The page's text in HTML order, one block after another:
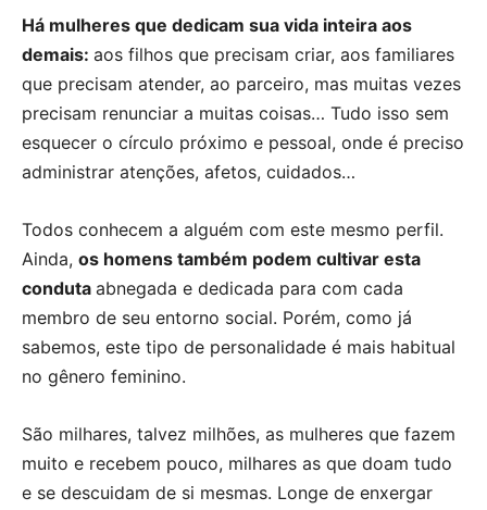
Há mulheres que dedicam sua vida inteira aos
demais: aos filhos que precisam criar, aos familiares
que precisam atender, ao parceiro, mas muitas vezes
precisam renunciar a muitas coisas… Tudo isso sem
esquecer o círculo próximo e pessoal, onde é preciso
administrar atenções, afetos, cuidados…
Todos conhecem a alguém com este mesmo perfil.
Ainda, os homens também podem cultivar esta
conduta abnegada e dedicada para com cada
membro de seu entorno social. Porém, como já
sabemos, este tipo de personalidade é mais habitual
no gênero feminino.
São milhares, talvez milhões, as mulheres que fazem
muito e recebem pouco, milhares as que doam tudo
e se descuidam de si mesmas. Longe de enxergar